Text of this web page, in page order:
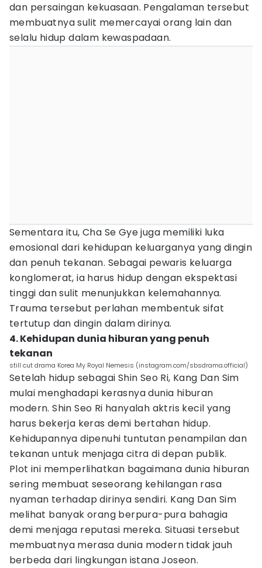
dan persaingan kekuasaan. Pengalaman tersebut
membuatnya sulit memercayai orang lain dan
selalu hidup dalam kewaspadaan.
Sementara itu, Cha Se Gye juga memiliki luka
emosional dari kehidupan keluarganya yang dingin
dan penuh tekanan. Sebagai pewaris keluarga
konglomerat, ia harus hidup dengan ekspektasi
tinggi dan sulit menunjukkan kelemahannya.
Trauma tersebut perlahan membentuk sifat
tertutup dan dingin dalam dirinya.
4. Kehidupan dunia hiburan yang penuh
tekanan
still cut drama Korea My Royal Nemesis (instagram.com/sbsdrama.official)
Setelah hidup sebagai Shin Seo Ri, Kang Dan Sim
mulai menghadapi kerasnya dunia hiburan
modern. Shin Seo Ri hanyalah aktris kecil yang
harus bekerja keras demi bertahan hidup.
Kehidupannya dipenuhi tuntutan penampilan dan
tekanan untuk menjaga citra di depan publik.
Plot ini memperlihatkan bagaimana dunia hiburan
sering membuat seseorang kehilangan rasa
nyaman terhadap dirinya sendiri. Kang Dan Sim
melihat banyak orang berpura-pura bahagia
demi menjaga reputasi mereka. Situasi tersebut
membuatnya merasa dunia modern tidak jauh
berbeda dari lingkungan istana Joseon.